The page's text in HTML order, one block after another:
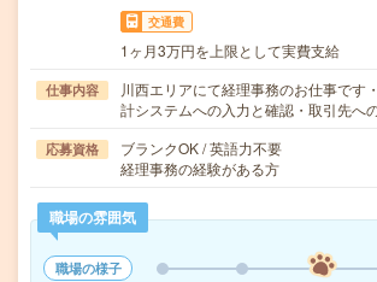
交通費
1ヶ月3万円を上限として実費支給
仕事内容
川西エリアにて経理事務のお仕事です
計システムへの入力と確認・取引先へ
応募資格
ブランクOK / 英語力不要
経理事務の経験がある方
職場の雰囲気
職場の様子